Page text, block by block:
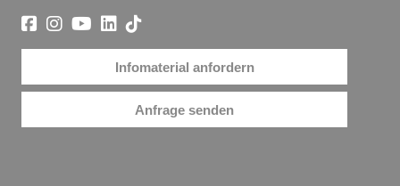
Infomaterial anfordern
Anfrage senden